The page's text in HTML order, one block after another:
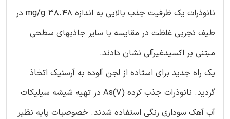
نانوذرات یک ظرفیت جذب بالایی به اندازه 38.48 mg/g در
طیف تجربی غلظت در مقایسه با سایر جاذبهای سطحی
مبتنی بر اکسیدغیرآلی نشان دادند.
یک راه جدید برای استاده از لجن آلوده به آرسنیک اتخاذ
گردید. نانوذرات جذب کرده As(V) در تهیه شیشه سیلیکات
آب آهک سوداری رنگی استفاده شدند. خصوصیات پایه نظیر